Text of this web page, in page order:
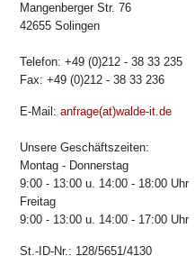
Mangenberger Str. 76
42655 Solingen
Telefon: +49 (0)212 - 38 33 235
Fax: +49 (0)212 - 38 33 236
E-Mail: anfrage(at)walde-it.de
Unsere Geschäftszeiten:
Montag - Donnerstag
9:00 - 13:00 u. 14:00 - 18:00 Uhr
Freitag
9:00 - 13:00 u. 14:00 - 17:00 Uhr
St.-ID-Nr.: 128/5651/4130